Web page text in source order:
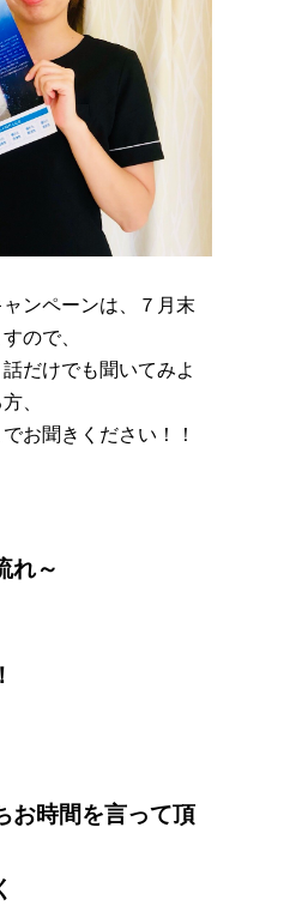
ンペーンは、７月末
ので、
だけでも聞いてみよ
、
お聞きください！！
れ～
お時間を言って頂